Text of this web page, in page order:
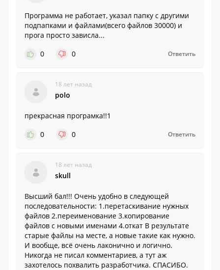
Программа не работает, указал папку с другими
подпапками и файлами(всего файлов 30000) и
прога просто зависла...
0
0 Ответить
18 лет назад
polo
прекрасная програмка!!1
0
0 Ответить
18 лет назад
skull
Высший бал!!! Очень удобно в следующей
последовательности: 1.перетаскивание нужных
файлов 2.переименование 3.копирование
файлов с новыми именами 4.откат В результате
старые файлы на месте, а новые такие как нужно.
И вообще, всё очень лаконично и логично.
Никогда не писал комментариев, а тут аж
захотелось похвалить разработчика. СПАСИБО.